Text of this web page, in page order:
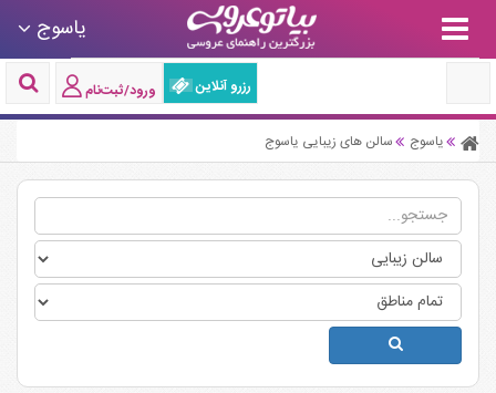
یاسوج
رزرو آنلاین ورود/ثبت‌نام
یاسوج سالن های زیبایی یاسوج